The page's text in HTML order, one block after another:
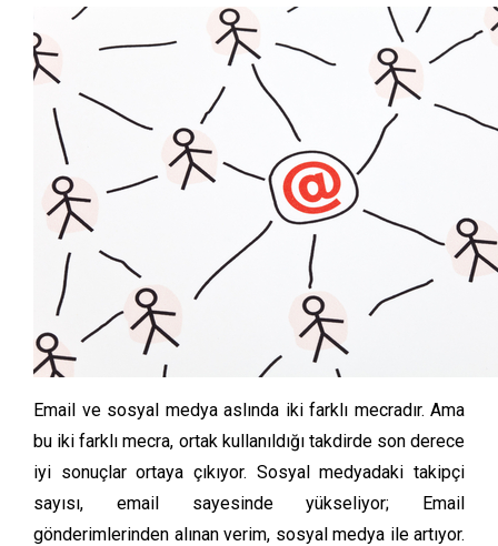
Email ve sosyal medya aslında iki farklı mecradır. Ama
bu iki farklı mecra, ortak kullanıldığı takdirde son derece
iyi sonuçlar ortaya çıkıyor. Sosyal medyadaki takipçi
sayısı, email sayesinde yükseliyor; Email
gönderimlerinden alınan verim, sosyal medya ile artıyor.